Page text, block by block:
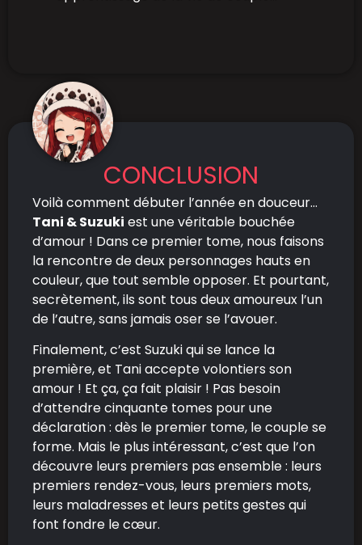
CONCLUSION
Voilà comment débuter l’année en douceur…
Tani & Suzuki est une véritable bouchée
d’amour ! Dans ce premier tome, nous faisons
la rencontre de deux personnages hauts en
couleur, que tout semble opposer. Et pourtant,
secrètement, ils sont tous deux amoureux l’un
de l’autre, sans jamais oser se l’avouer.
Finalement, c’est Suzuki qui se lance la
première, et Tani accepte volontiers son
amour ! Et ça, ça fait plaisir ! Pas besoin
d’attendre cinquante tomes pour une
déclaration : dès le premier tome, le couple se
forme. Mais le plus intéressant, c’est que l’on
découvre leurs premiers pas ensemble : leurs
premiers rendez-vous, leurs premiers mots,
leurs maladresses et leurs petits gestes qui
font fondre le cœur.